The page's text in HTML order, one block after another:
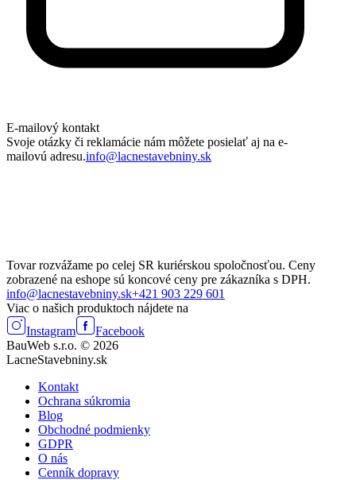
E-mailový kontakt
Svoje otázky či reklamácie nám môžete posielať aj na e-
mailovú adresu.info@lacnestavebniny.sk
Tovar rozvážame po celej SR kuriérskou spoločnosťou. Ceny
zobrazené na eshope sú koncové ceny pre zákazníka s DPH.
info@lacnestavebniny.sk+421 903 229 601
Viac o našich produktoch nájdete na
Instagram
Facebook
BauWeb s.r.o. © 2026
LacneStavebniny.sk
Kontakt
Ochrana súkromia
Blog
Obchodné podmienky
GDPR
O nás
Cenník dopravy